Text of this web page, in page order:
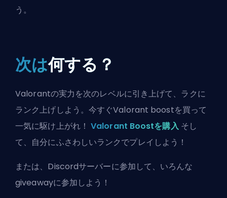
う。
次は何する？
Valorantの実力を次のレベルに引き上げて、ラクに
ランク上げしよう。今すぐValorant boostを買って
一気に駆け上がれ！ Valorant Boostを購入そし
て、自分にふさわしいランクでプレイしよう！
または、 Discordサーバーに参加して、いろんな
giveawayに参加しよう！